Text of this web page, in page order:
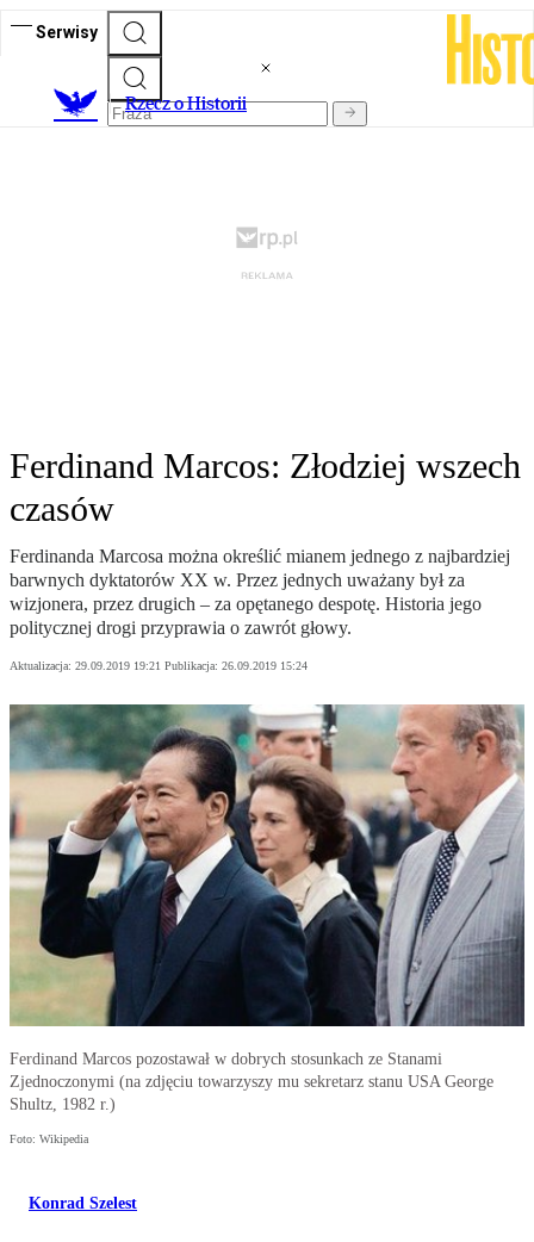
Serwisy
Rzecz o Historii
Ferdinand Marcos: Złodziej wszech
czasów
Ferdinanda Marcosa można określić mianem jednego z najbardziej
barwnych dyktatorów XX w. Przez jednych uważany był za
wizjonera, przez drugich – za opętanego despotę. Historia jego
politycznej drogi przyprawia o zawrót głowy.
Aktualizacja: 29.09.2019 19:21 Publikacja: 26.09.2019 15:24
Ferdinand Marcos pozostawał w dobrych stosunkach ze Stanami
Zjednoczonymi (na zdjęciu towarzyszy mu sekretarz stanu USA George
Shultz, 1982 r.)
Foto: Wikipedia
Konrad Szelest